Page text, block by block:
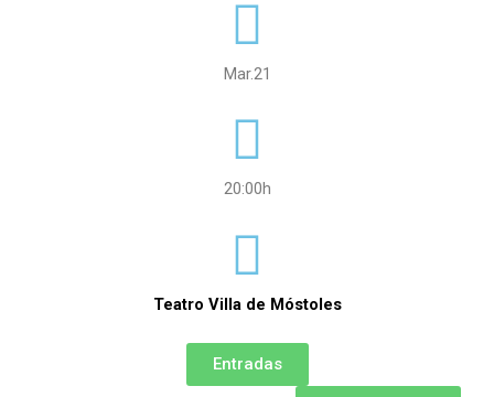
Mar.21
20:00h
Teatro Villa de Móstoles
Entradas